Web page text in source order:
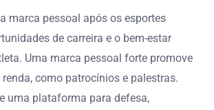
marca pessoal após os esportes
de carreira e o bem-estar
Uma marca pessoal forte promove
como patrocínios e palestras.
uma plataforma para defesa,